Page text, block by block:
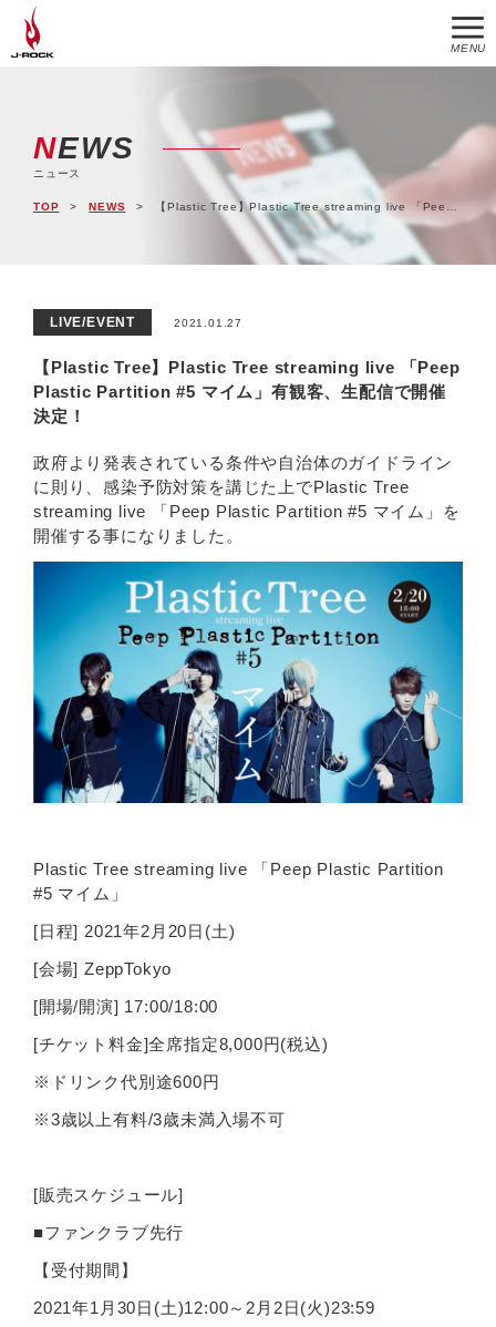
MENU
NEWS
ニュース
TOP NEWS 【Plastic Tree】Plastic Tree streaming live 「Peep Plastic Partition #5 マイム」有観客、生配信で開催決定！
LIVE/EVENT 2021.01.27
【Plastic Tree】Plastic Tree streaming live 「Peep
Plastic Partition #5 マイム」有観客、生配信で開催
決定！
政府より発表されている条件や自治体のガイドライン
に則り、感染予防対策を講じた上でPlastic Tree
streaming live 「Peep Plastic Partition #5 マイム」を
開催する事になりました。
Plastic Tree streaming live 「Peep Plastic Partition
#5 マイム」
[日程] 2021年2月20日(土)
[会場] ZeppTokyo
[開場/開演] 17:00/18:00
[チケット料金]全席指定8,000円(税込)
※ドリンク代別途600円
※3歳以上有料/3歳未満入場不可
[販売スケジュール]
■ファンクラブ先行
【受付期間】
2021年1月30日(土)12:00～2月2日(火)23:59